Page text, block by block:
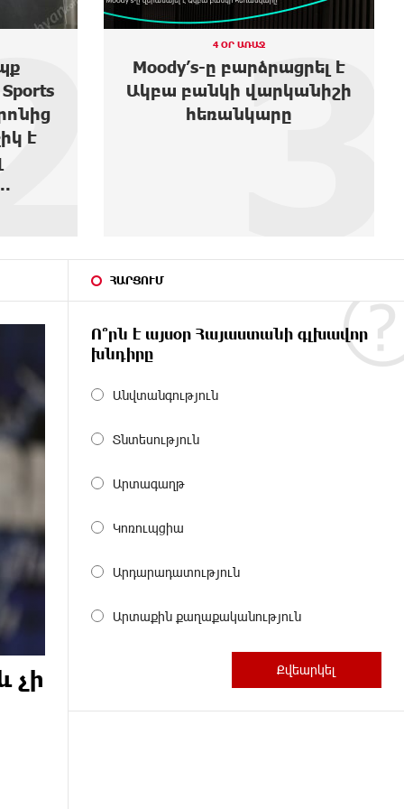
է
3 ՕՐ ԱՌԱՋ
Առաջին ելույթս Ազգային
ժողովում․ Մամիկոն
Ասլանյան4
չի
ՀԱՐՑՈՒՄ
Ո՞րն է այսօր Հայաստանի գլխավոր
խնդիրը
Անվտանգություն
Տնտեսություն
Արտագաղթ
Կոռուպցիա
Արդարադատություն
Արտաքին քաղաքականություն